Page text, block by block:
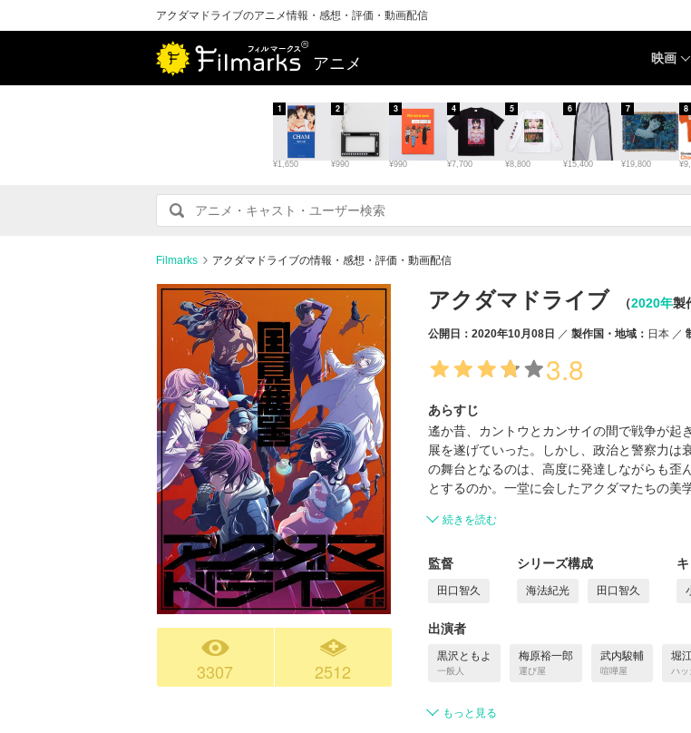
アクダマドライブのアニメ情報・感想・評価・動画配信
アニメ 映画
¥1,650
1
¥990
2
¥990
3
¥7,700
4
¥8,800
5
¥15,400
6
¥19,800
7 8
Filmarks アクダマドライブの情報・感想・評価・動画配信
3307 2512
アクダマドライブ （2020年製
公開日：2020年10月08日 製作国・地域： 日本
3.8
あらすじ
遙か昔、カントウとカンサイの間で戦争が起
展を遂げていった。しかし、政治と警察力
の舞台となるのは、高度に発達しながらも歪
とするのか。一堂に会したアクダマたちの美
続きを読む
監督
田口智久
シリーズ構成
海法紀光 田口智久
出演者
黒沢ともよ
一般人
梅原裕一郎
運び屋
武内駿輔
喧嘩屋
堀
ハッ
もっと見る